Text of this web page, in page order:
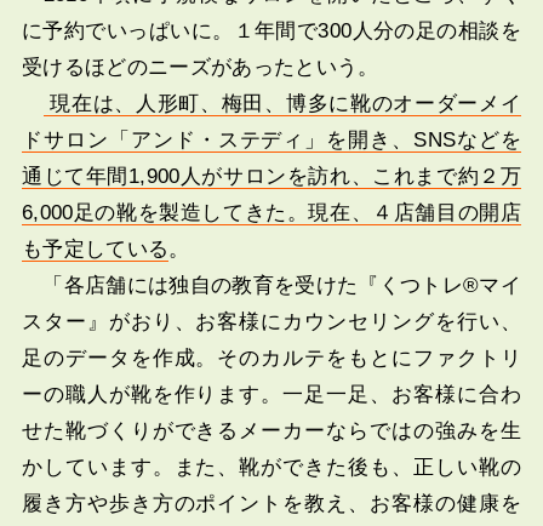
に予約でいっぱいに。１年間で300人分の足の相談を
受けるほどのニーズがあったという。
現在は、人形町、梅田、博多に靴のオーダーメイ
ドサロン「アンド・ステディ」を開き、SNSなどを
通じて年間1,900人がサロンを訪れ、これまで約２万
6,000足の靴を製造してきた。現在、４店舗目の開店
も予定している 。
「各店舗には独自の教育を受けた『くつトレ®マイ
スター』がおり、お客様にカウンセリングを行い、
足のデータを作成。そのカルテをもとにファクトリ
ーの職人が靴を作ります。一足一足、お客様に合わ
せた靴づくりができるメーカーならではの強みを生
かしています。また、靴ができた後も、正しい靴の
履き方や歩き方のポイントを教え、お客様の健康を